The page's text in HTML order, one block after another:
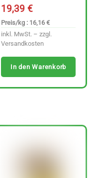
19,39€
Preis/kg : 16,16 €
inkl. MwSt. – zzgl.
Versandkosten
In den Warenkorb